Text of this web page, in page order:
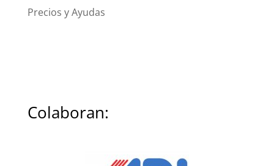
Precios y Ayudas
Colaboran: